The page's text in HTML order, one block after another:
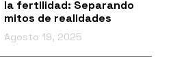
la fertilidad: Separando
mitos de realidades
Agosto 19, 2025